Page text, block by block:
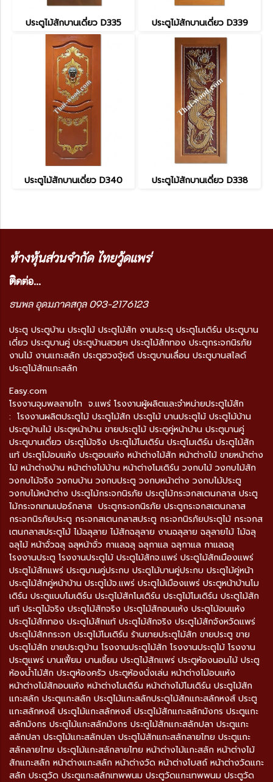
ประตูไม้สักบานเดี่ยว D335 ประตูไม้สักบานเดี่ยว D339
ประตูไม้สักบานเดี่ยว D340 ประตูไม้สักบานเดี่ยว D338
ห้างหุ้นส่วนจำกัด ไทยวู้ดแพร่
ติดต่อ...
ธนพล อุดมภาคสกุล 093-2176123
ประตู ประตูบ้าน ประตูไม้ ประตูไม้สัก งานประตู ประตูโมเดิร์น ประตูบาน
เดี่ยว ประตูบานคู่ ประตูบ้านสวยๆ ประตูไม้สักทอง ประตูกระจกนิรภัย
งานไม้ งานแกะสลัก ประตูฮวงจุ้ยดี ประตูบานเลื่อน ประตูบานสไลด์
ประตูไม้สักแกะสลัก
Easy.com
โรงงานจุมพลลายไท จ.แพร่ โรงงานผู้ผลิตและจำหน่ายประตูไม้สัก
: โรงงานผลิตประตูไม้ ประตูไม้สัก ประตูไม้ บานประตูไม้ ประตูไม้บ้าน
ประตูบ้านไม้ ประตูหน้าบ้าน ขายประตูไม้ ประตูคู่หน้าบ้าน ประตูบานคู่
ประตูบานเดี่ยว ประตูไม้จริง ประตูไม้โมเดิร์น ประตูโมเดิร์น ประตูไม้สัก
แท้ ประตูไม้อบแห้ง ประตูอบแห้ง หน้าต่างไม้สัก หน้าต่างไม้ ขายหน้าต่าง
ไม้ หน้าต่างบ้าน หน้าต่างไม้บ้าน หน้าต่างโมเดิร์น วงกบไม้ วงกบไม้สัก
วงกบไม้จริง วงกบบ้าน วงกบประตู วงกบหน้าต่าง วงกบไม้ประตู
วงกบไม้หน้าต่าง ประตูไม้กระจกนิรภัย ประตูไม้กระจกสเตนกลาส ประตู
ไม้กระจกเทมเปอร์กลาส ประตูกระจกนิรภัย ประตูกระจกสเตนกลาส
กระจกนิรภัยประตู กระจกสเตนกลาสประตู กระจกนิรภัยประตูไม้ กระจกส
เตนกลาสประตูไม้ ไม้ฉลุลาย ไม้สักฉลุลาย งานฉลุลาย ฉลุลายไม้ ไม้ฉลุ
ฉลุไม้ หน้าจั่วฉลุ ฉลุหน้าจั่ว กาแลฉลุ ฉลุกาแล ฉลุกาแล กาแลฉลุ
โรงงานประตู โรงงานประตูไม้ ประตูไม้สักจ.แพร่ ประตูไม้สักเมืองแพร่
ประตูไม้สักแพร่ ประตูบานคู่ประกบ ประตูไม้บานคู่ประกบ ประตูไม้คู่หน้า
ประตูไม้สักคู่หน้าบ้าน ประตูไม้จ.แพร่ ประตูไม้เมืองแพร่ ประตูหน้าบ้านโม
เดิร์น ประตูแบบโมเดิร์น ประตูไม้สักโมเดิร์น ประตูไม้โมเดิร์น ประตูไม้สัก
แท้ ประตูไม้จริง ประตูไม้สักจริง ประตูไม้สักอบแห้ง ประตูไม้อบแห้ง
ประตูไม้สักทอง ประตูไม้สักแท้ ประตูไม้สักจริง ประตูไม้สักจังหวัดแพร่
ประตูไม้สักกระจก ประตูไม้โมเดิร์น ร้านขายประตูไม้สัก ขายประตู ขาย
ประตูไม้สัก ขายประตูบ้าน โรงงานประตูไม้สัก โรงงานประตูไม้ โรงงาน
ประตูแพร่ บานเฟี้ยม บานเซี้ยม ประตูไม้สักแพร่ ประตูห้องนอนไม้ ประตู
ห้องน้ำไม้สัก ประตูห้องครัว ประตูห้องนั่งเล่น หน้าต่างไม้อบแห้ง
หน้าต่างไม้สักอบแห้ง หน้าต่างโมเดิร์น หน้าต่างไม้โมเดิร์น ประตูไม้สัก
แกะสลัก ประตูแกะสลัก ประตูไม้แกะสลักประตูไม้สักแกะสลักหงส์ ประตู
แกะสลักหงส์ ประตูไม้แกะสลักหงส์ ประตูไม้สักแกะสลักมังกร ประตูแกะ
สลักมังกร ประตูไม้แกะสลักมังกร ประตูไม้สักแกะสลักปลา ประตูแกะ
สลักปลา ประตูไม้แกะสลักปลา ประตูไม้สักแกะสลักลายไทย ประตูแกะ
สลักลายไทย ประตูไม้แกะสลักลายไทย หน้าต่างไม้แกะสลัก หน้าต่างไม้
สักแกะสลัก หน้าต่างแกะสลัก หน้าต่างวัด หน้าต่างโบสถ์ หน้าต่างวัดแกะ
สลัก ประตูวัด ประตูแกะสลักเทพพนม ประตูวัดแกะเทพพนม ประตูวัด